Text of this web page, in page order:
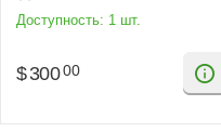
Доступность: 1 шт.
$300 00